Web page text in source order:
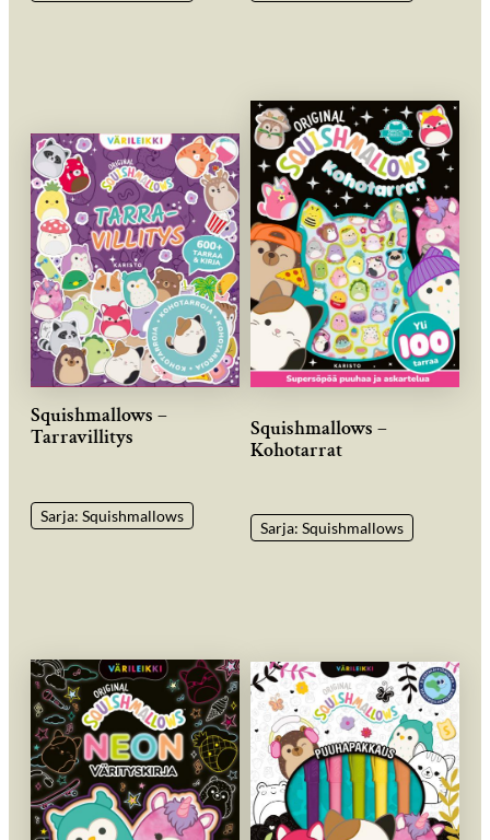
Squishmallows –
Tarravillitys
Sarja: Squishmallows
Squishmallows –
Kohotarrat
Sarja: Squishmallows